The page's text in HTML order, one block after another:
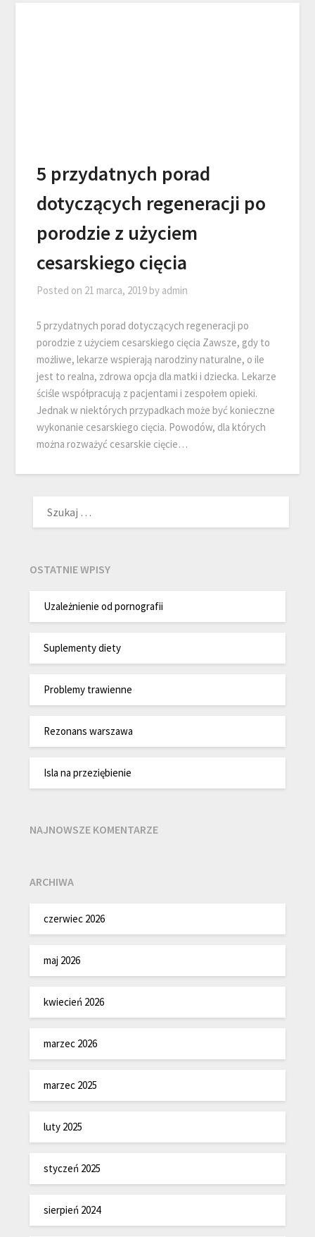
5 przydatnych porad
dotyczących regeneracji po
porodzie z użyciem
cesarskiego cięcia
Posted on 21 marca, 2019 by admin
5 przydatnych porad dotyczących regeneracji po
porodzie z użyciem cesarskiego cięcia Zawsze, gdy to
możliwe, lekarze wspierają narodziny naturalne, o ile
jest to realna, zdrowa opcja dla matki i dziecka. Lekarze
ściśle współpracują z pacjentami i zespołem opieki.
Jednak w niektórych przypadkach może być konieczne
wykonanie cesarskiego cięcia. Powodów, dla których
można rozważyć cesarskie cięcie…
OSTATNIE WPISY
Uzależnienie od pornografii
Suplementy diety
Problemy trawienne
Rezonans warszawa
Isla na przeziębienie
NAJNOWSZE KOMENTARZE
ARCHIWA
czerwiec 2026
maj 2026
kwiecień 2026
marzec 2026
marzec 2025
luty 2025
styczeń 2025
sierpień 2024